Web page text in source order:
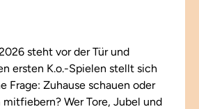
steht vor der Tür und
ersten K.o.-Spielen stellt sich
Frage: Zuhause schauen oder
Wer Tore, Jubel und